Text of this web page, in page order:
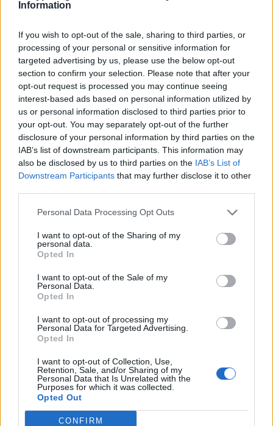
Information
If you wish to opt-out of the sale, sharing to third parties, or
processing of your personal or sensitive information for
targeted advertising by us, please use the below opt-out
section to confirm your selection. Please note that after your
opt-out request is processed you may continue seeing
interest-based ads based on personal information utilized by
us or personal information disclosed to third parties prior to
your opt-out. You may separately opt-out of the further
disclosure of your personal information by third parties on the
IAB’s list of downstream participants. This information may
also be disclosed by us to third parties on the IAB’s List of
Downstream Participants that may further disclose it to other
Personal Data Processing Opt Outs
I want to opt-out of the Sharing of my
personal data.
Opted In
I want to opt-out of the Sale of my
Personal Data.
Opted In
I want to opt-out of processing my
Personal Data for Targeted Advertising.
Opted In
I want to opt-out of Collection, Use,
Retention, Sale, and/or Sharing of my
Personal Data that Is Unrelated with the
Purposes for which it was collected.
Opted Out
CONFIRM
απηύθυνε ο πρωθυπουργός Κυριάκος Μητσοτάκης. «Είναι
έννοια της λέξης. Και βέβαια δεν ξέχασε και την πόλη του»
ανέφερε ο πρωθυπουργός στο...
Μητσοτάκης: «Και τα πιο σύνθετα, τα πιο
δύσκολα εμπόδια ξεπερνιούνται με πίστη
01/04/2022
την έννοια της λέξης. Και βέβαια δεν ξέχασε και την πόλη του»
τόνισε ο πρωθυπουργός Κυριάκος Μητσοτάκης σε χαιρετισμό του
Σελίδα 1 από 3